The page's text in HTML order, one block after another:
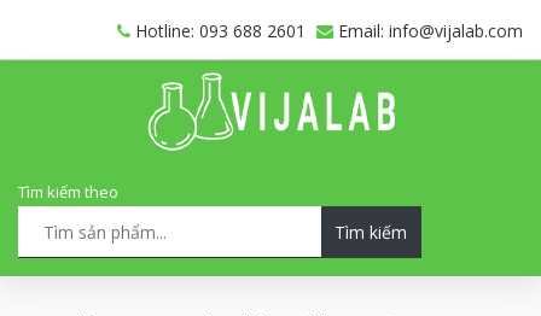
Hotline: 093 688 2601 Email: info@vijalab.com
Tìm kiếm theo
Tìm kiếm